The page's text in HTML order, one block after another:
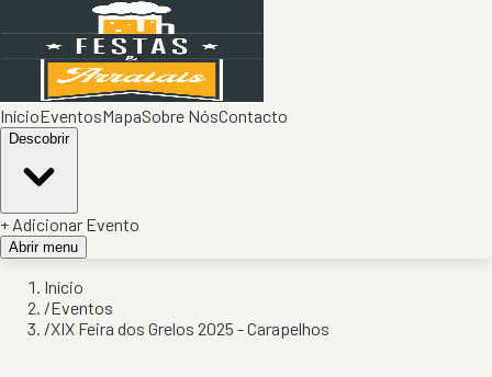
InícioEventosMapaSobre NósContacto
Descobrir
+ Adicionar Evento
Abrir menu
Início
/Eventos
/XIX Feira dos Grelos 2025 - Carapelhos